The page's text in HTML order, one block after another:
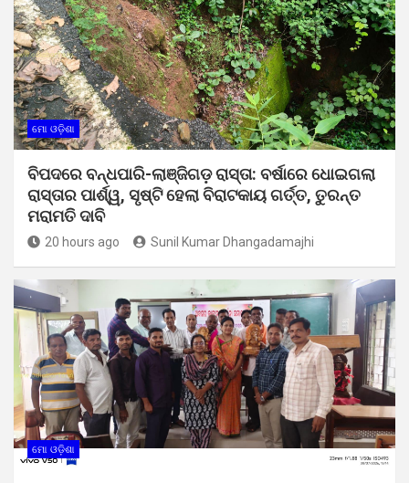
ମୋ ଓଡ଼ିଶା
ବିପଦରେ ବନ୍ଧପାରି-ଲାଞ୍ଜିଗଡ଼ ରାସ୍ତା: ବର୍ଷାରେ ଧୋଇଗଲା
ରାସ୍ତାର ପାର୍ଶ୍ୱ, ସୃଷ୍ଟି ହେଲା ବିରାଟକାୟ ଗର୍ତ୍ତ, ତୁରନ୍ତ
ମରାମତି ଦାବି
20 hours ago Sunil Kumar Dhangadamajhi
ମୋ ଓଡ଼ିଶା